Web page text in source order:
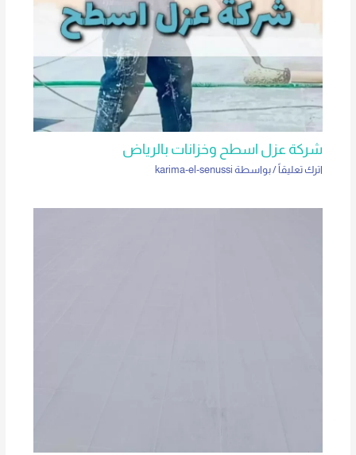
شركة عزل اسطح وخزانات بالرياض
اترك تعليقاً/ بواسطة karima-el-senussi